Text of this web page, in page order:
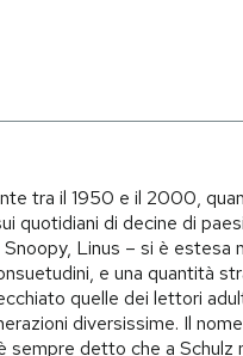
tra il 1950 e il 2000,
di decine di
Linus – si è
e una quantità
quelle dei lettori
diversissime. Il
detto che a